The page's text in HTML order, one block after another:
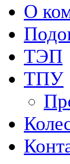
О
ТЭП
ТПУ